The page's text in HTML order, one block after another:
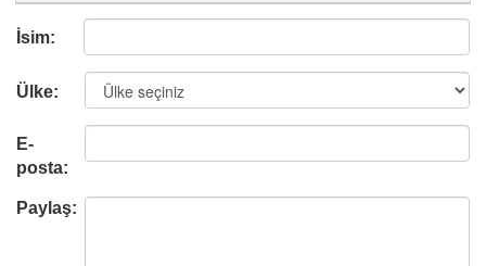
İsim:
Ülke:
E-
posta:
Paylaş: